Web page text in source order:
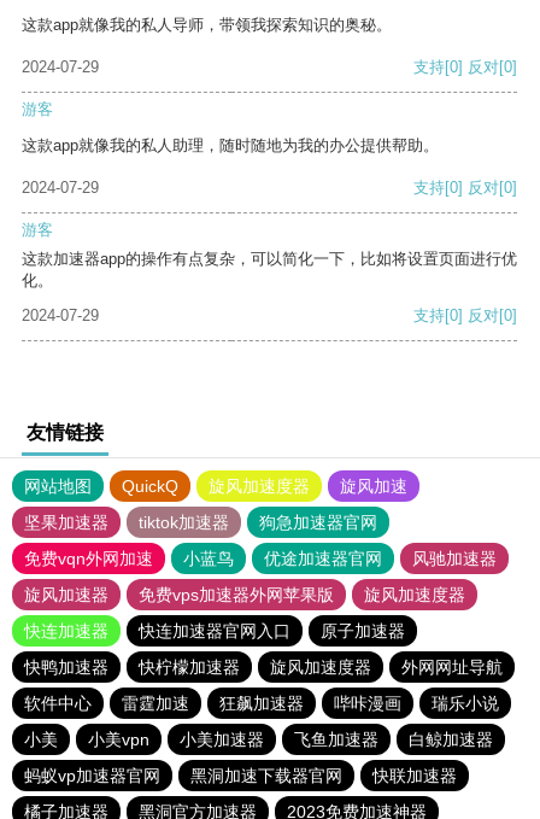
这款app就像我的私人导师，带领我探索知识的奥秘。
2024-07-29 支持[0] 反对[0]
游客
这款app就像我的私人助理，随时随地为我的办公提供帮助。
2024-07-29 支持[0] 反对[0]
游客
这款加速器app的操作有点复杂，可以简化一下，比如将设置页面进行优
化。
2024-07-29
支持[0] 反对[0]
友情链接
网站地图 QuickQ 旋风加速度器
旋风加速
坚果加速器
tiktok加速器
狗急加速器官网
免费vqn外网加速
小蓝鸟 优途加速器官网
风驰加速器
旋风加速器
免费vps加速器外网苹果版
旋风加速度器
快连加速器
快连加速器官网入口
原子加速器
快鸭加速器
快柠檬加速器 旋风加速度器
外网网址导航
软件中心
雷霆加速 狂飙加速器 哔咔漫画
瑞乐小说
小美
小美vpn 小美加速器 飞鱼加速器
白鲸加速器
蚂蚁vp加速器官网
黑洞加速下载器官网
快联加速器
橘子加速器
黑洞官方加速器 2023免费加速神器